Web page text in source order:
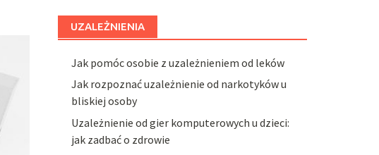
UZALEŻNIENIA
Jak pomóc osobie z uzależnieniem od leków
Jak rozpoznać uzależnienie od narkotyków u
bliskiej osoby
Uzależnienie od gier komputerowych u dzieci:
jak zadbać o zdrowie